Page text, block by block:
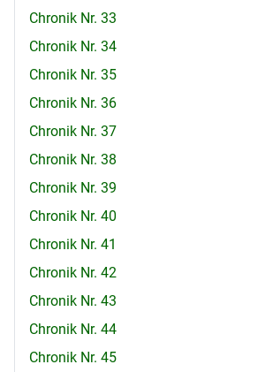
Chronik Nr. 33
Chronik Nr. 34
Chronik Nr. 35
Chronik Nr. 36
Chronik Nr. 37
Chronik Nr. 38
Chronik Nr. 39
Chronik Nr. 40
Chronik Nr. 41
Chronik Nr. 42
Chronik Nr. 43
Chronik Nr. 44
Chronik Nr. 45